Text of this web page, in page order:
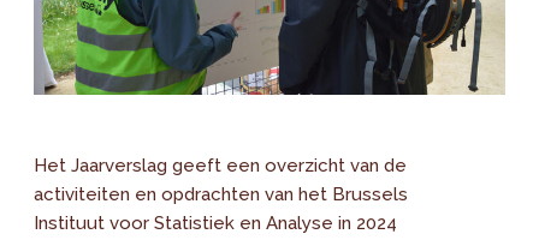
Het Jaarverslag geeft een overzicht van de
activiteiten en opdrachten van het Brussels
Instituut voor Statistiek en Analyse in 2024